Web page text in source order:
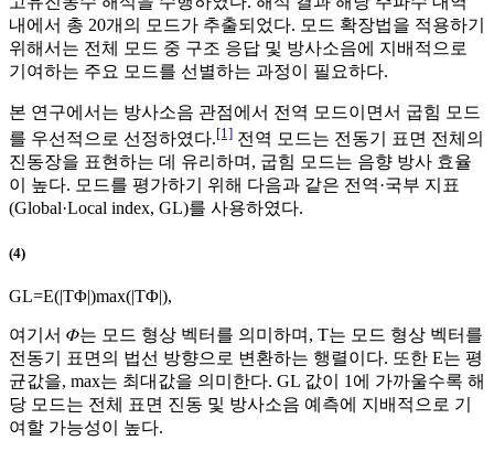
내에서 총 20개의 모드가 추출되었다. 모드 확장법을 적용하기
위해서는 전체 모드 중 구조 응답 및 방사소음에 지배적으로
기여하는 주요 모드를 선별하는 과정이 필요하다.
본 연구에서는 방사소음 관점에서 전역 모드이면서 굽힘 모드
를 우선적으로 선정하였다.[1] 전역 모드는 전동기 표면 전체의
진동장을 표현하는 데 유리하며, 굽힘 모드는 음향 방사 효율
이 높다. 모드를 평가하기 위해 다음과 같은 전역·국부 지표
(Global·Local index, GL)를 사용하였다.
(4)
GL=E(|TΦ|)max(|TΦ|),
여기서 𝛷는 모드 형상 벡터를 의미하며, T는 모드 형상 벡터를
전동기 표면의 법선 방향으로 변환하는 행렬이다. 또한 E는 평
균값을, max는 최대값을 의미한다. GL 값이 1에 가까울수록 해
당 모드는 전체 표면 진동 및 방사소음 예측에 지배적으로 기
여할 가능성이 높다.